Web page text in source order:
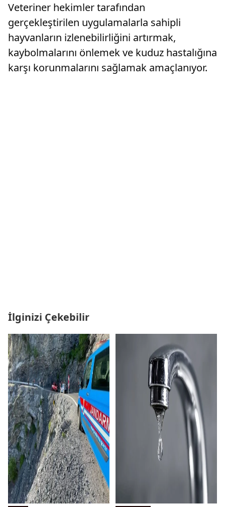
taleplerini dinledi.Mes...
Veteriner hekimler tarafından
gerçekleştirilen uygulamalarla sahipli
hayvanların izlenebilirliğini artırmak,
kaybolmalarını önlemek ve kuduz hastalığına
karşı korunmalarını sağlamak amaçlanıyor.
İlginizi Çekebilir